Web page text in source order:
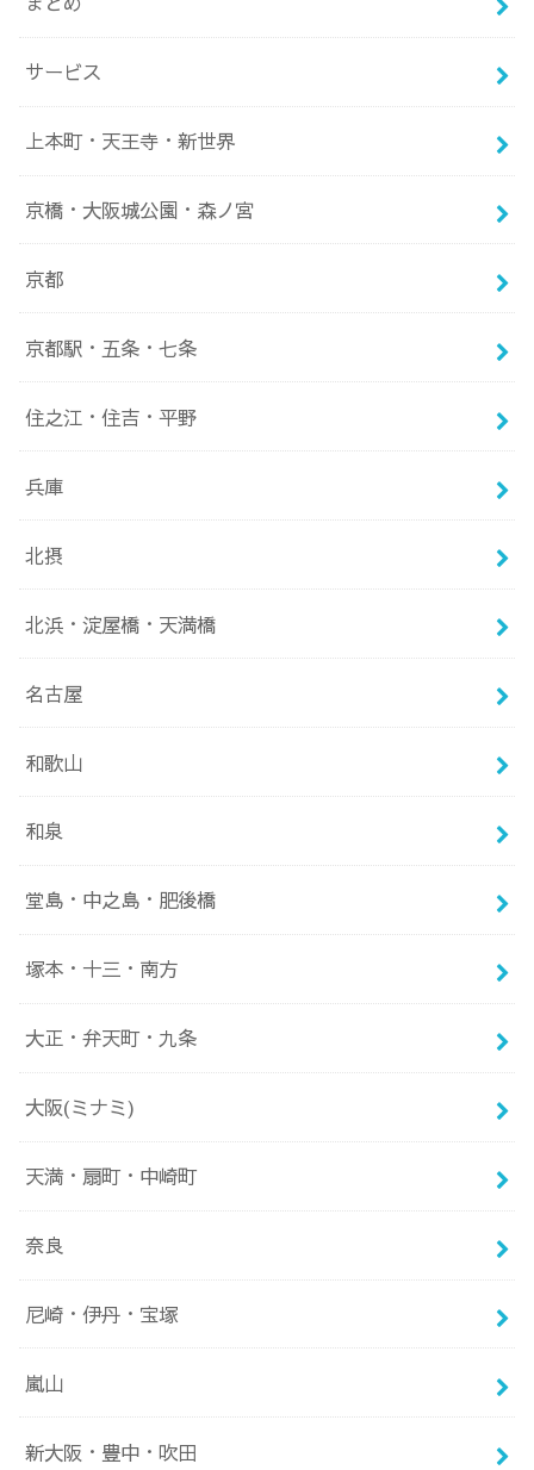
サービス
上本町・天王寺・新世界
京橋・大阪城公園・森ノ宮
京都
京都駅・五条・七条
住之江・住吉・平野
兵庫
北摂
北浜・淀屋橋・天満橋
名古屋
和歌山
和泉
堂島・中之島・肥後橋
塚本・十三・南方
大正・弁天町・九条
大阪(ミナミ)
天満・扇町・中崎町
奈良
尼崎・伊丹・宝塚
嵐山
新大阪・豊中・吹田